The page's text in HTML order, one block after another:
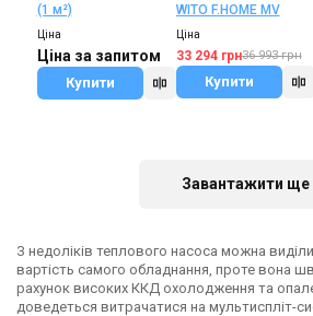
(1 м²)
Ціна
Ціна за запитом
Купити
WITO F.HOME MV
Ціна
33 294 грн36 993 грн
Купити
Тепла підлога KAN (1
м²)
Завантажити ще
З недоліків теплового насоса можна
вартість самого обладнання, проте вона
рахунок високих ККД охолодження та
доведеться витрачатися на мультиспліт-